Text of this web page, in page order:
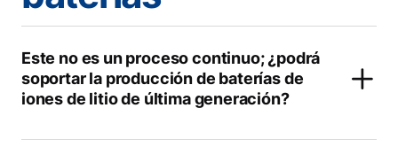
Este no es un proceso continuo; ¿podrá
soportar la producción de baterías de
iones de litio de última generación?